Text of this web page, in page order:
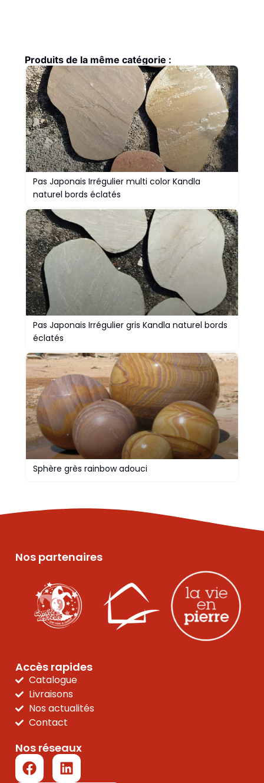
Produits de la même catégorie :
Pas Japonais Irrégulier multi color Kandla
naturel bords éclatés
Pas Japonais Irrégulier gris Kandla naturel bords
éclatés
Sphère grès rainbow adouci
Nos partenaires
Accès rapides
Catalogue
Livraisons
Nos actualités
Contact
Nos réseaux